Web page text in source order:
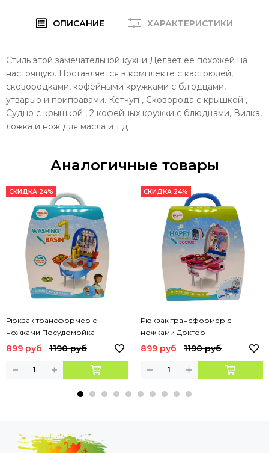
ОПИСАНИЕ ХАРАКТЕРИСТИКИ
Стиль этой замечательной кухни Делает ее похожей на
настоящую. Поставляется в комплекте с кастрюлей,
сковородками, кофейными кружками с блюдцами,
утварью и приправами. Кетчуп , Сковорода с крышкой ,
Судно с крышкой , 2 кофейных кружки с блюдцами, Вилка,
ложка и нож для масла и т.д
Аналогичные товары
СКИДКА 24%
Рюкзак трансформер с
ножками Посудомойка
899 руб 1190 руб
СКИДКА 24%
Рюкзак трансформер с
ножками Доктор
899 руб 1190 руб